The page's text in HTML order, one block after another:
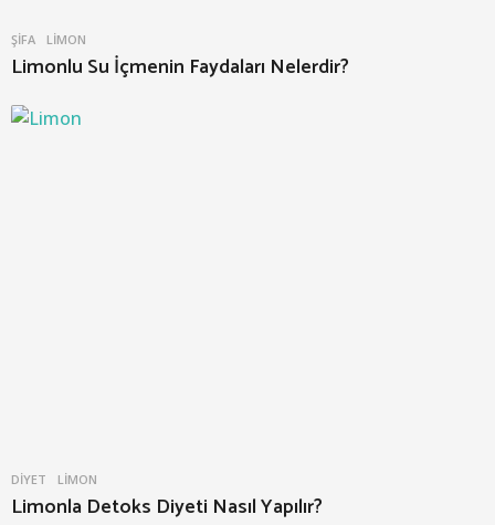
ŞIFA LIMON
Limonlu Su İçmenin Faydaları Nelerdir?
DIYET LIMON
Limonla Detoks Diyeti Nasıl Yapılır?